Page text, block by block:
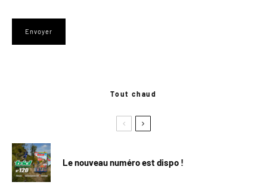
Tout chaud
Le nouveau numéro est dispo !